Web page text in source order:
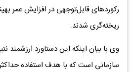
رکوردهای قابل‌توجهی در افزایش عمر
ریخته‌گری شدند.
وی با بیان اینکه این دستاورد ارزشمند
سازمانی است که با هدف استفاده